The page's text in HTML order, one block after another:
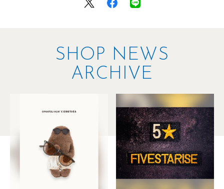
SHOP NEWS
ARCHIVE